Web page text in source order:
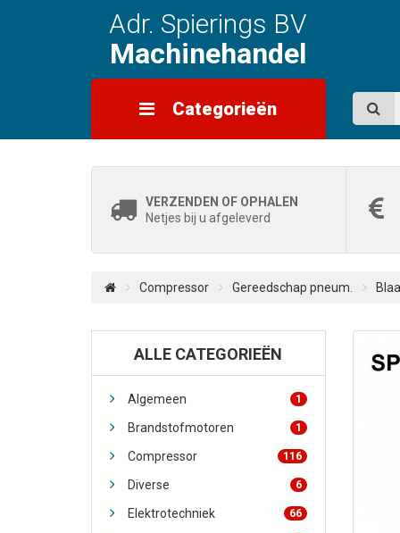
Adr. Spierings BV
Machinehandel
Categorieën
VERZENDEN OF OPHALEN
Netjes bij u afgeleverd
Compressor Gereedschap pneum.
ALLE CATEGORIEËN
Algemeen 1
Brandstofmotoren 1
Compressor 116
Diverse 6
Elektrotechniek 66